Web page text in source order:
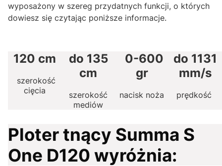
wyposażony w szereg przydatnych funkcji, o których
dowiesz się czytając poniższe informacje.
120 cm
szerokość
cięcia
do 135
cm
szerokość
mediów
0-600
gr
nacisk noża
do 1131
mm/s
prędkość
Ploter tnący Summa S
One D120 wyróżnia: